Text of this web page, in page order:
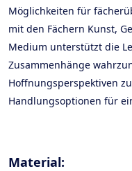
Möglichkeiten für
mit den Fächern Kunst,
Medium unterstützt die
Zusammenhänge
Hoffnungsperspektiven
Handlungsoptionen für
Material: